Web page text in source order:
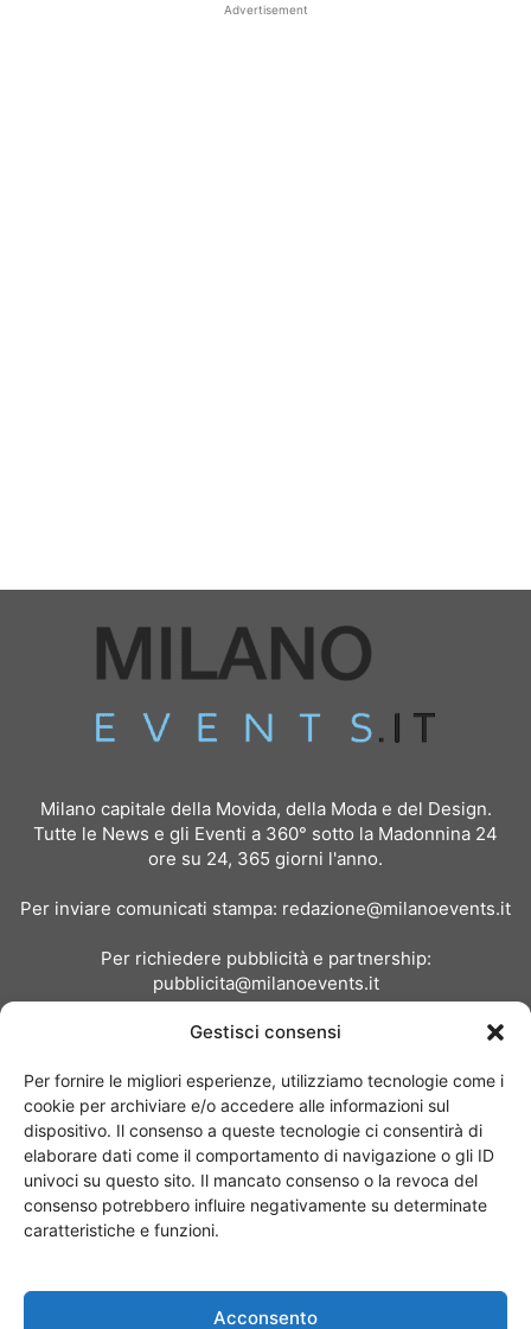
Gestisci consensi
Per fornire le migliori esperienze, utilizziamo tecnologie come i
cookie per archiviare e/o accedere alle informazioni sul
dispositivo. Il consenso a queste tecnologie ci consentirà di
elaborare dati come il comportamento di navigazione o gli ID
univoci su questo sito. Il mancato consenso o la revoca del
consenso potrebbero influire negativamente su determinate
caratteristiche e funzioni.
Acconsento
Advertisement
Milano capitale della Movida, della Moda e del Design.
Tutte le News e gli Eventi a 360° sotto la Madonnina 24
ore su 24, 365 giorni l'anno.
Per inviare comunicati stampa: redazione@milanoevents.it
Per richiedere pubblicità e partnership:
pubblicita@milanoevents.it
Chi siamo I Nostri Clienti